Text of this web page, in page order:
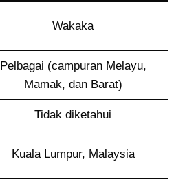
Wakaka
Pelbagai (campuran Melayu,
Mamak, dan Barat)
Tidak diketahui
Kuala Lumpur, Malaysia